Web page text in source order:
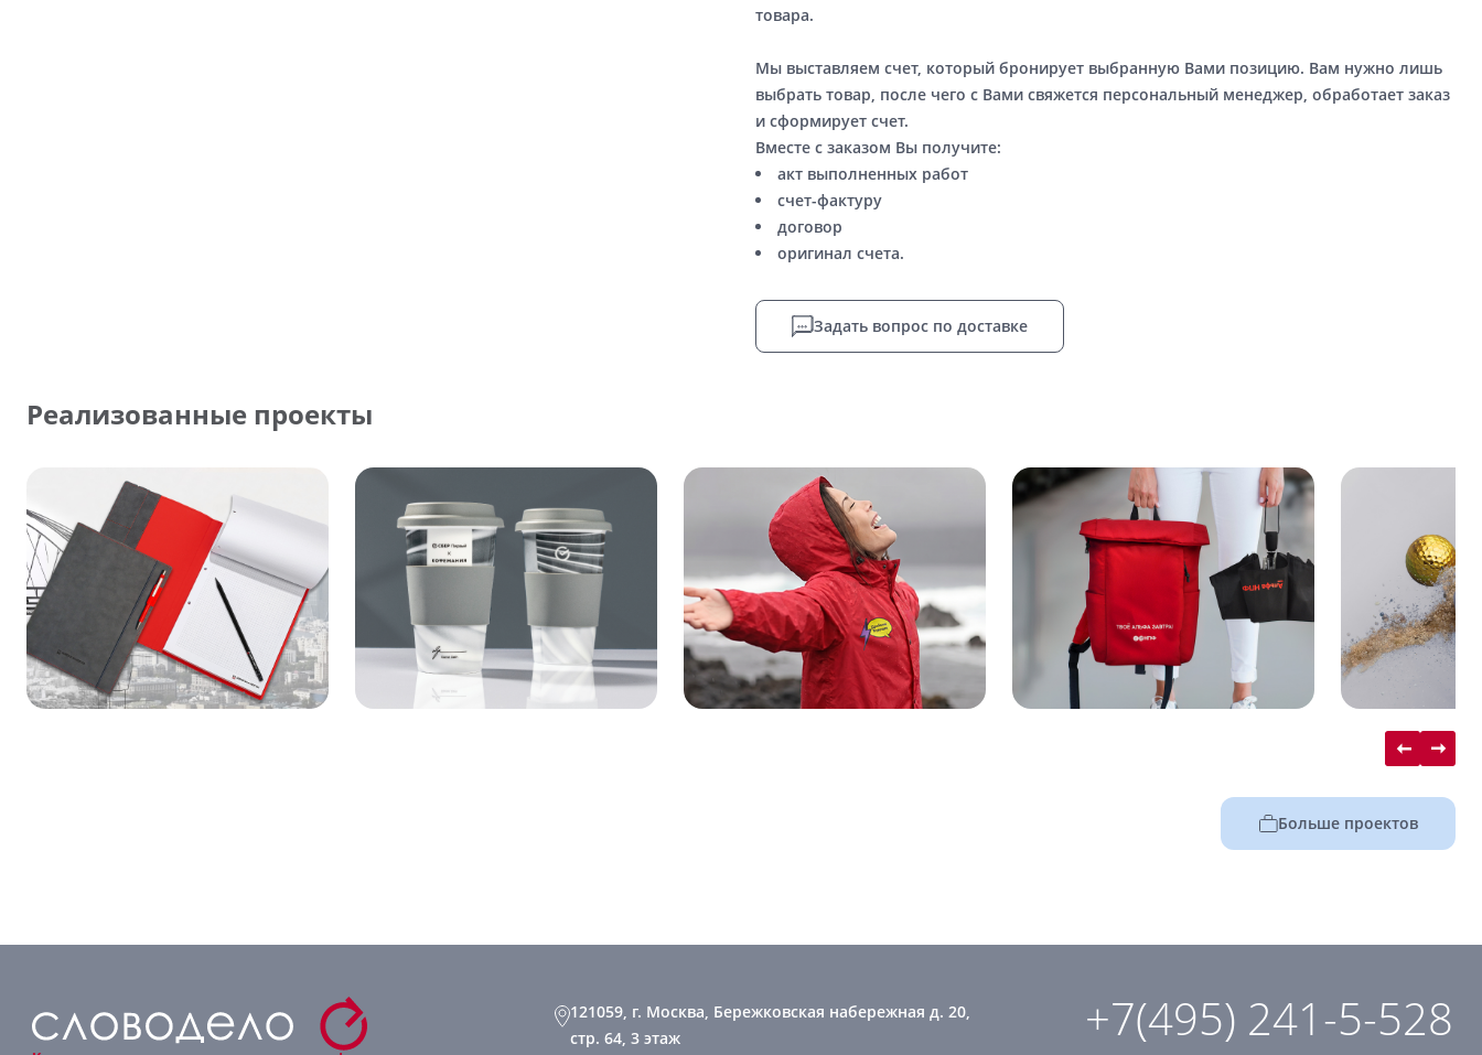
товара.
Мы выставляем счет, который бронирует выбранную Вами позицию. Вам нужно лишь
выбрать товар, после чего с Вами свяжется персональный менеджер, обработает заказ
и сформирует счет.
Вместе с заказом Вы получите:
акт выполненных работ
счет-фактуру
договор
оригинал счета.
Задать вопрос по доставке
Реализованные проекты
Больше проектов
121059, г. Москва, Бережковская набережная д. 20,
стр. 64, 3 этаж
+7(495) 241-5-528